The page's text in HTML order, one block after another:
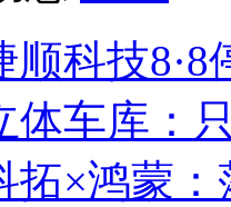
顺科技8·8
体车库：
拓×鸿蒙